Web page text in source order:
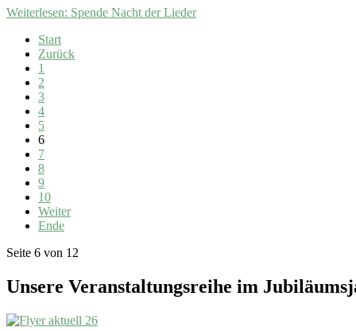
Weiterlesen: Spende Nacht der Lieder
Start
Zurück
1
2
3
4
5
6
7
8
9
10
Weiter
Ende
Seite 6 von 12
Unsere Veranstaltungsreihe im